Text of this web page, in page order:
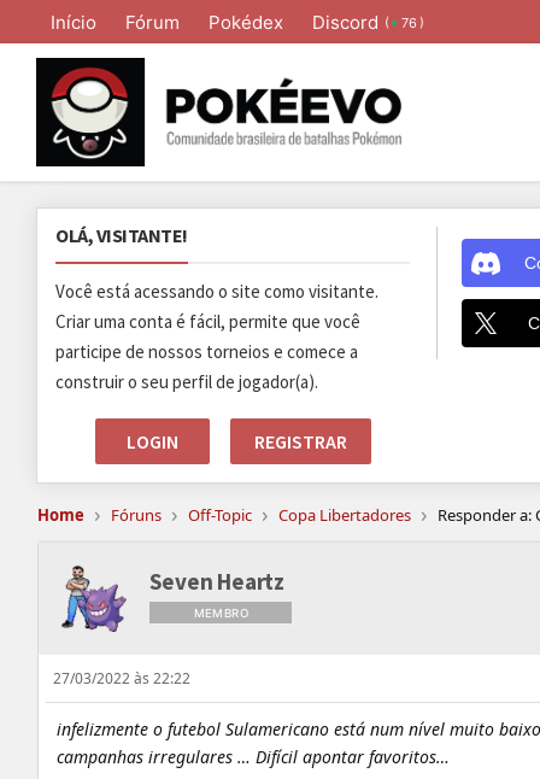
Início Fórum Pokédex Discord ( 76 )
OLÁ, VISITANTE!
Você está acessando o site como visitante.
Criar uma conta é fácil, permite que você
participe de nossos torneios e comece a
construir o seu perfil de jogador(a).
LOGIN REGISTRAR
Home › Fóruns › Off-Topic › Copa Libertadores › Responder a:
Seven Heartz
MEMBRO
27/03/2022 às 22:22
infelizmente o futebol Sulamericano está num nível muito
campanhas irregulares … Difícil apontar favoritos…